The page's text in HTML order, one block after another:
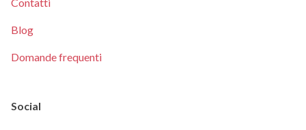
Blog
Domande frequenti
Social